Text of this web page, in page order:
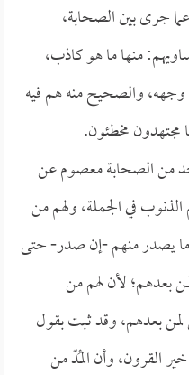
جرى بين الصحابة،
منها ما هو كاذب،
والصحيح منه هم فيه
مجتهدون مخطئون.
من الصحابة معصوم عن
في الجملة، ولهم من
يصدر منهم -إن صدر- حتى
بعدهم؛ لأن لهم من
بعدهم، وقد ثبت بقول
القرون، وأن المُدّ من